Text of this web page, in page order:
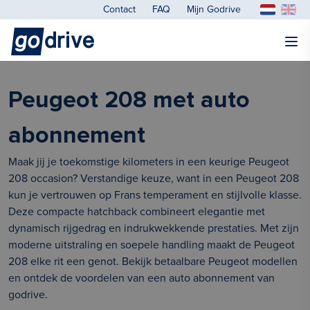
Contact FAQ Mijn Godrive
Peugeot 208 met auto
abonnement
Maak jij je toekomstige kilometers in een keurige Peugeot
208 occasion? Verstandige keuze, want in een Peugeot 208
kun je vertrouwen op Frans temperament en stijlvolle klasse.
Deze compacte hatchback combineert elegantie met
dynamisch rijgedrag en indrukwekkende prestaties. Met zijn
moderne uitstraling en soepele handling maakt de Peugeot
208 elke rit een genot. Bekijk betaalbare Peugeot modellen
en ontdek de voordelen van een auto abonnement van
godrive.